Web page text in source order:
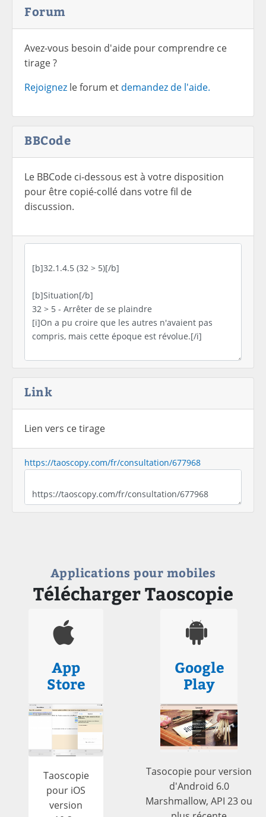
Forum
Avez-vous besoin d'aide pour comprendre ce
tirage ?
Rejoignez le forum et demandez de l'aide.
BBCode
Le BBCode ci-dessous est à votre disposition
pour être copié-collé dans votre fil de
discussion.
Link
Lien vers ce tirage
https://taoscopy.com/fr/consultation/677968
Applications pour mobiles
Télécharger Taoscopie
App
Store
Taoscopie
pour iOS
version
Google
Play
Tasocopie pour version
d'Android 6.0
Marshmallow, API 23 ou